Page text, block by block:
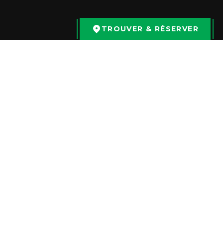
TROUVER & RÉSERVER